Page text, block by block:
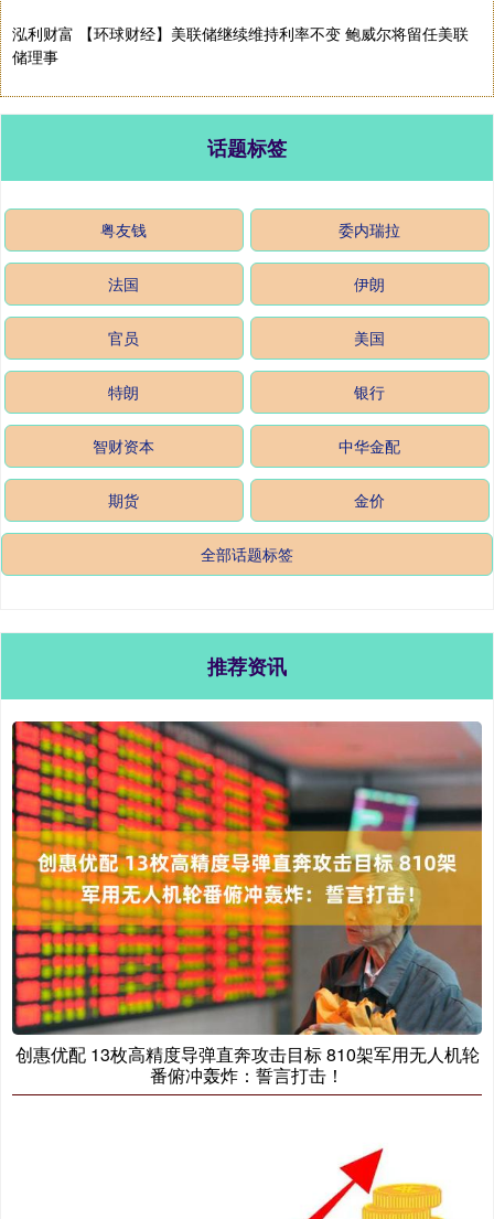
泓利财富 【环球财经】美联储继续维持利率不变 鲍威尔将留任美联
储理事
话题标签
粤友钱 委内瑞拉
法国 伊朗
官员 美国
特朗 银行
智财资本 中华金配
期货 金价
全部话题标签
推荐资讯
创惠优配 13枚高精度导弹直奔攻击目标 810架军用无人机轮
番俯冲轰炸：誓言打击！